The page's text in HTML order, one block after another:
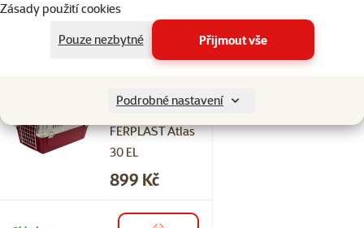
Zásady použití cookies
Pouze nezbytné
Přijmout vše
Podrobné nastavení
do košíku
Přepravka
FERPLAST Atlas
30 EL
Hodnocení 0%
Cena
899 Kč